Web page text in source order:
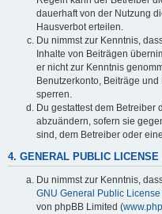
dauerhaft von der Nutzung
Hausverbot erteilen.
Du nimmst zur Kenntnis,
Inhalte von Beiträgen
er nicht zur Kenntnis
Benutzerkonto, Beiträge
sperren.
Du gestattest dem Betreiber
abzuändern, sofern sie
sind, dem Betreiber oder
4. GENERAL PUBLIC LICENSE
Du nimmst zur Kenntnis,
GNU General Public License
von phpBB Limited (